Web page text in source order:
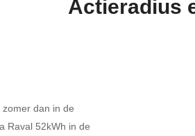
Actieradius
dan in de
Raval 52kWh in de